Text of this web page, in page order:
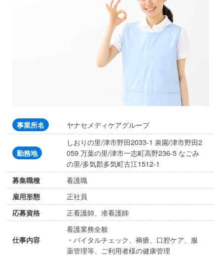
事業所名 ヤナセメディケアグループ
勤務地
しおりの里/津市野田2033-1 泉園/津市野田2
059 万葉の里/津市一志町高野236-5 なごみ
の里/多気郡多気町古江1512-1
募集職種 看護職
雇用形態 正社員
応募資格 正看護師、准看護師
仕事内容
看護業務全般
・バイタルチェック、褥瘡、口腔ケア、服
薬管理等、ご利用者様の健康管理